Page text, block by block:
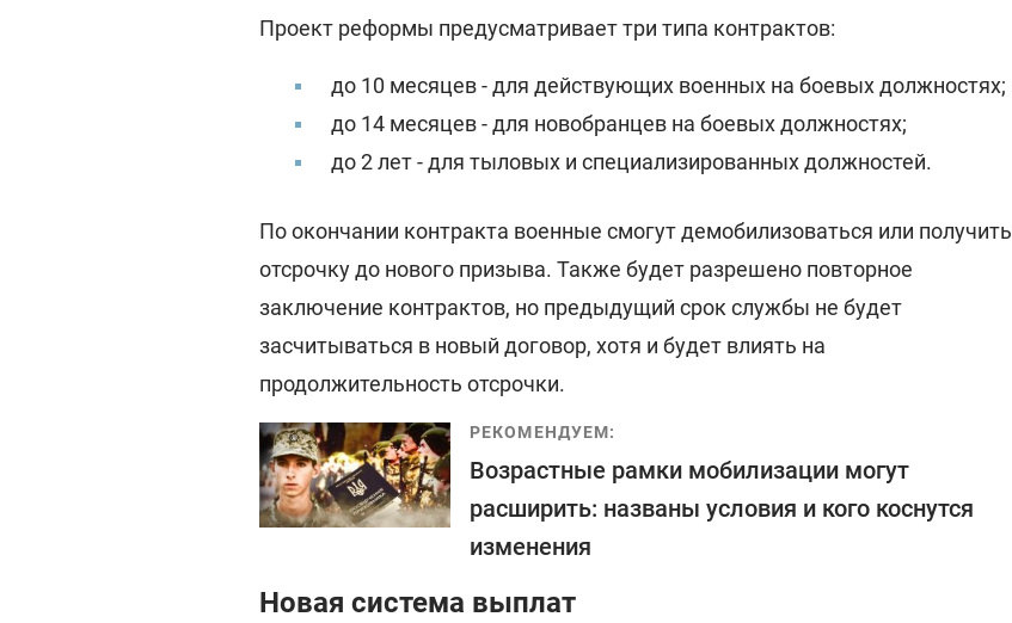
Проект реформы предусматривает три типа контрактов:
до 10 месяцев - для действующих военных на боевых должностях;
до 14 месяцев - для новобранцев на боевых должностях;
до 2 лет - для тыловых и специализированных должностей.
По окончании контракта военные смогут демобилизоваться или получить
отсрочку до нового призыва. Также будет разрешено повторное
заключение контрактов, но предыдущий срок службы не будет
засчитываться в новый договор, хотя и будет влиять на
продолжительность отсрочки.
РЕКОМЕНДУЕМ:
Возрастные рамки мобилизации могут
расширить: названы условия и кого коснутся
изменения
Новая система выплат